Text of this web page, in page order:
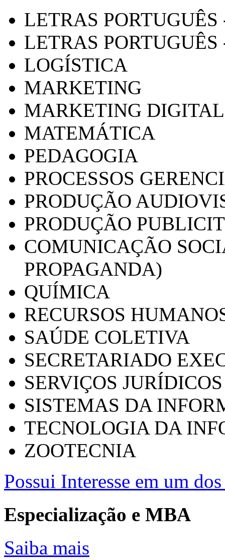
LETRAS
LETRAS PORTUGUÊS
LOGÍSTICA
MARKETING
MARKETING DIGITAL
MATEMÁTICA
PEDAGOGIA
PROCESSOS
PRODUÇÃO
PRODUÇÃO
COMUNICAÇÃO
PROPAGANDA)
QUÍMICA
RECURSOS
SAÚDE COLETIVA
SECRETARIADO
SERVIÇOS
SISTEMAS DA
TECNOLOGIA DA
ZOOTECNIA
Possui Interesse em um
Especialização e MBA
Saiba mais